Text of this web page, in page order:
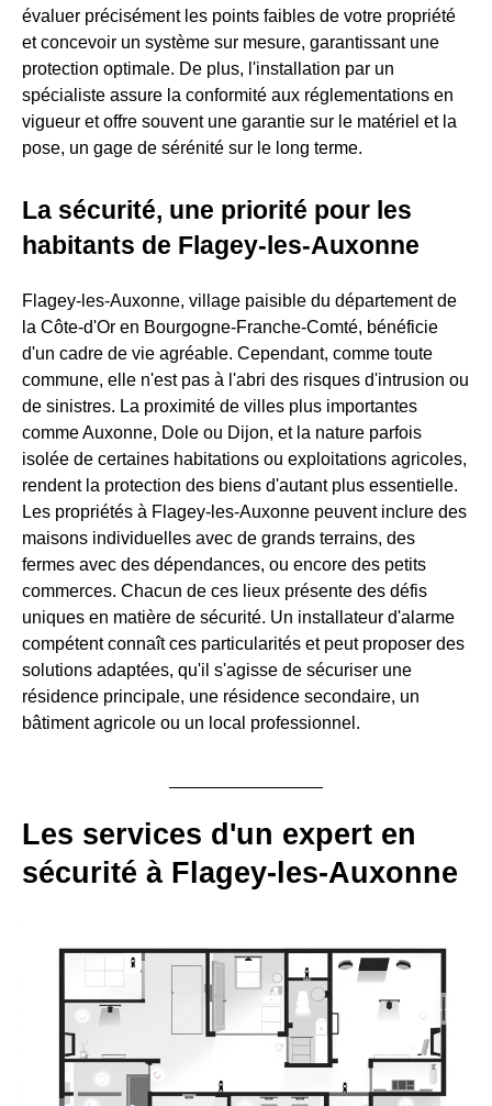
évaluer précisément les points faibles de votre propriété
et concevoir un système sur mesure, garantissant une
protection optimale. De plus, l'installation par un
spécialiste assure la conformité aux réglementations en
vigueur et offre souvent une garantie sur le matériel et la
pose, un gage de sérénité sur le long terme.
La sécurité, une priorité pour les
habitants de Flagey-les-Auxonne
Flagey-les-Auxonne, village paisible du département de
la Côte-d'Or en Bourgogne-Franche-Comté, bénéficie
d'un cadre de vie agréable. Cependant, comme toute
commune, elle n'est pas à l'abri des risques d'intrusion ou
de sinistres. La proximité de villes plus importantes
comme Auxonne, Dole ou Dijon, et la nature parfois
isolée de certaines habitations ou exploitations agricoles,
rendent la protection des biens d'autant plus essentielle.
Les propriétés à Flagey-les-Auxonne peuvent inclure des
maisons individuelles avec de grands terrains, des
fermes avec des dépendances, ou encore des petits
commerces. Chacun de ces lieux présente des défis
uniques en matière de sécurité. Un installateur d'alarme
compétent connaît ces particularités et peut proposer des
solutions adaptées, qu'il s'agisse de sécuriser une
résidence principale, une résidence secondaire, un
bâtiment agricole ou un local professionnel.
Les services d'un expert en
sécurité à Flagey-les-Auxonne